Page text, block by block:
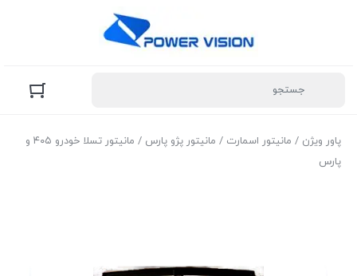
پاور ویژن / مانیتور اسمارت / مانیتور پژو پارس
/ مانیتور تسلا خودرو ۴۰۵ و
پارس